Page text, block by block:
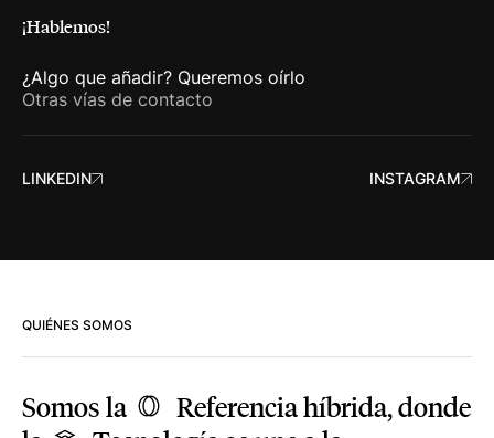
¡Hablemos!
¿Algo que añadir? Queremos oírlo
Otras vías de contacto
LINKEDIN INSTAGRAM
QUIÉNES SOMOS
Somos la Referenciahíbrida, donde